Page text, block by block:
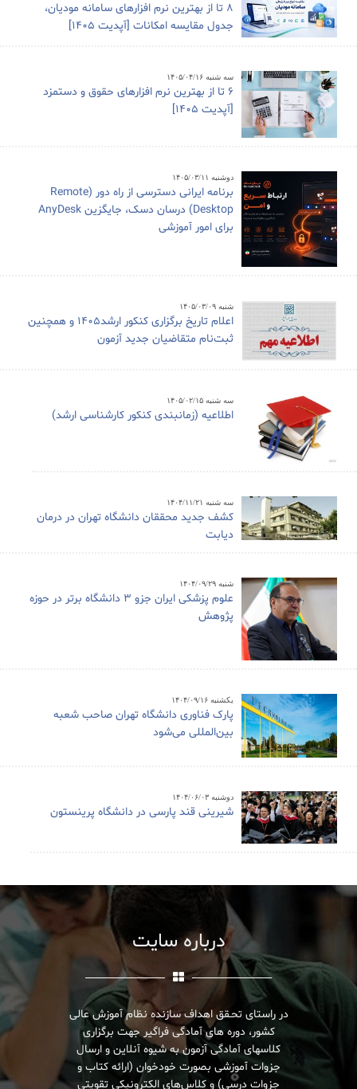
8 تا از بهترین نرم افزارهای سامانه مودیان،
جدول مقایسه امکانات [آپدیت 1405]
سه شنبه ۱۴۰۵/۰۴/۱۶
6 تا از بهترین نرم افزارهای حقوق و دستمزد
[آپدیت 1405]
دوشنبه ۱۴۰۵/۰۳/۱۱
برنامه ایرانی دسترسی از راه دور (Remote
Desktop) درسان دسک، جایگزین AnyDesk
برای امور آموزشی
شنبه ۱۴۰۵/۰۳/۰۹
اعلام تاریخ برگزاری کنکور ارشد1405 و همچنین
ثبت‌نام متقاضیان جدید آزمون
سه شنبه ۱۴۰۵/۰۲/۱۵
اطلاعیه (زمانبندی کنکور کارشناسی ارشد)
سه شنبه ۱۴۰۴/۱۱/۲۱
کشف جدید محققان دانشگاه تهران در درمان
دیابت
شنبه ۱۴۰۴/۰۹/۲۹
علوم پزشکی ایران جزو ۳ دانشگاه برتر در حوزه
پژوهش
یکشنبه ۱۴۰۴/۰۹/۱۶
پارک فناوری دانشگاه تهران صاحب شعبه
بین‌المللی می‌شود
دوشنبه ۱۴۰۴/۰۶/۰۳
شیرینی قند پارسی در دانشگاه پرینستون
درباره سایت
در راستای تحـقق اهداف سازنده نظام آموزش عالی
کشور، دوره های آمادگی فراگیر جهت برگزاری
کلاسهای آمادگی آزمون به شیوه آنلاین و ارسال
جزوات آموزشی بصورت خودخوان (ارائه کتاب و
جزوات درسی) و کلاس‌های الکترونیکی تقویتی